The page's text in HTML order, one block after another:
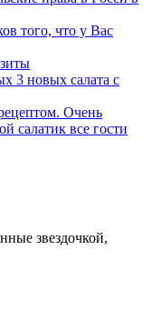
3 новых салата с
Очень
салатик все гости
звездочкой,